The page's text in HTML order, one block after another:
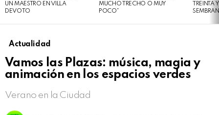
UN MAESTRO EN VILLA
DEVOTO
MUCHO TRECHO O MUY
POCO”
Actualidad
Vamos las Plazas: música, magia y
animación en los espacios verdes
Verano en la Ciudad